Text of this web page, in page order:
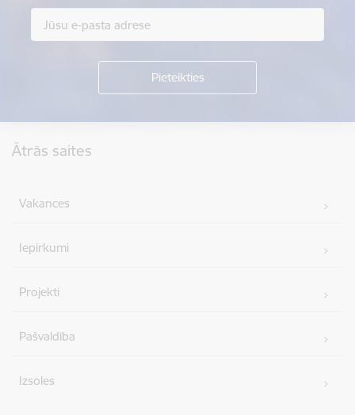
Ātrās saites
Vakances
Iepirkumi
Projekti
Pašvaldība
Izsoles